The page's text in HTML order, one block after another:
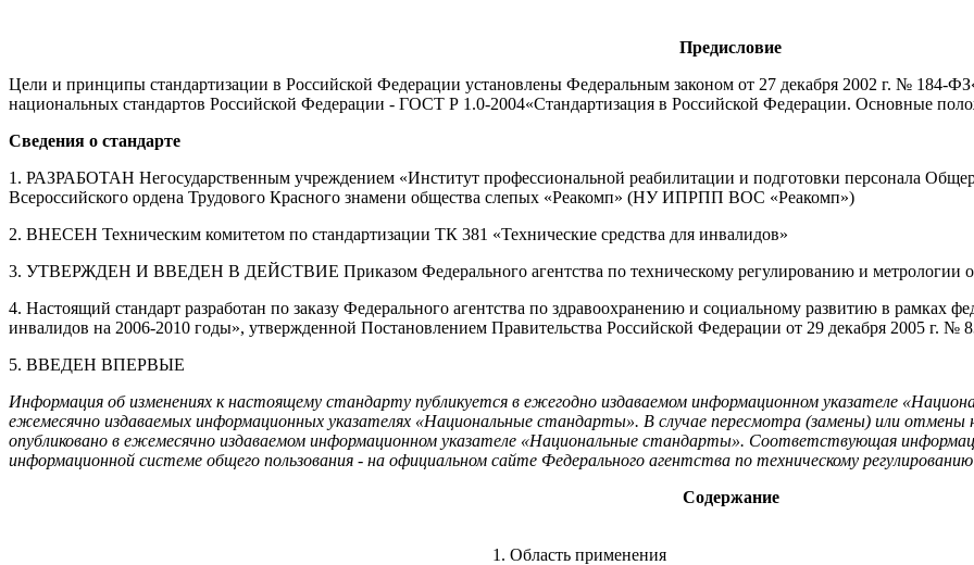
Предисловие
Цели и принципы стандартизации в Российской Федерации установлены Федеральным законом от 27 декабря 2002 г. № 184-
национальных стандартов Российской Федерации - ГОСТ Р 1.0-2004«Стандартизация в Российской Федерации. Основные
Сведения о стандарте
1. РАЗРАБОТАН Негосударственным учреждением «Институт профессиональной реабилитации и подготовки персонала
Всероссийского ордена Трудового Красного знамени общества слепых «Реакомп» (НУ ИПРПП ВОС «Реакомп»)
2. ВНЕСЕН Техническим комитетом по стандартизации ТК 381 «Технические средства для инвалидов»
3. УТВЕРЖДЕН И ВВЕДЕН В ДЕЙСТВИЕ Приказом Федерального агентства по техническому регулированию и метрологии от
4. Настоящий стандарт разработан по заказу Федерального агентства по здравоохранению и социальному развитию в рамках
инвалидов на 2006-2010 годы», утвержденной Постановлением Правительства Российской Федерации от 29 декабря 2005 г. №
5. ВВЕДЕН ВПЕРВЫЕ
Информация об изменениях к настоящему стандарту публикуется в ежегодно издаваемом информационном указателе
ежемесячно издаваемых информационных указателях «Национальные стандарты». В случае пересмотра (замены) или
опубликовано в ежемесячно издаваемом информационном указателе «Национальные стандарты». Соответствующая
информационной системе общего пользования - на официальном сайте Федерального агентства по техническому
Содержание
1. Область применения